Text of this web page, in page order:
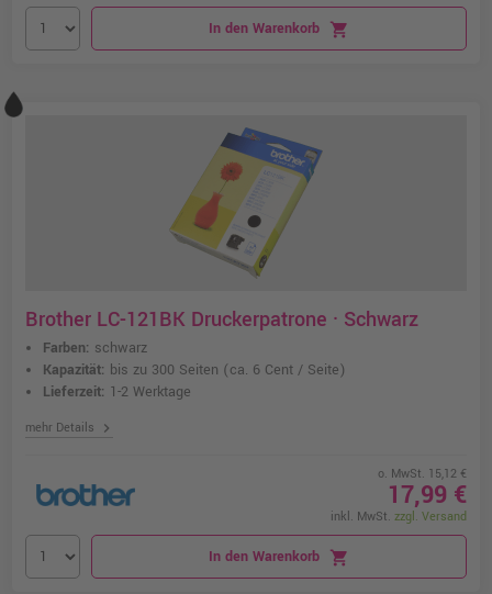
In den Warenkorb shopping_cart
Brother LC-121BK Druckerpatrone · Schwarz
Farben: schwarz
Kapazität: bis zu 300 Seiten (ca. 6 Cent / Seite)
Lieferzeit: 1-2 Werktage
mehr Details chevron_right
o. MwSt. 15,12 €
17,99 €
inkl. MwSt. zzgl. Versand
In den Warenkorb shopping_cart